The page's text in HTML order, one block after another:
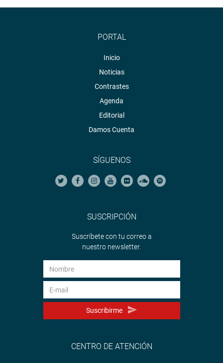
PORTAL
Inicio
Noticias
Contrastes
Agenda
Editorial
Damos Cuenta
SÍGUENOS
SUSCRIPCIÓN
Suscríbete con tu correo a
nuestro newsletter.
Suscribirme
CENTRO DE ATENCIÓN